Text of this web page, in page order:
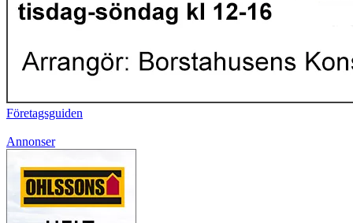
Företagsguiden
Annonser